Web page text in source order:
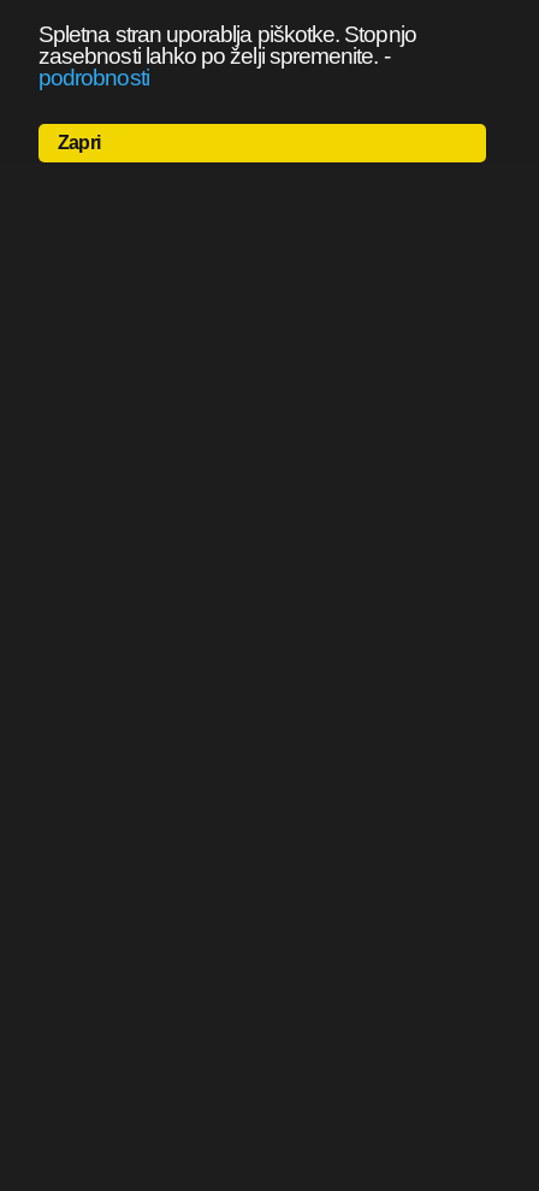
Spletna stran uporablja piškotke. Stopnjo
zasebnosti lahko po želji spremenite. -
podrobnosti
Zapri